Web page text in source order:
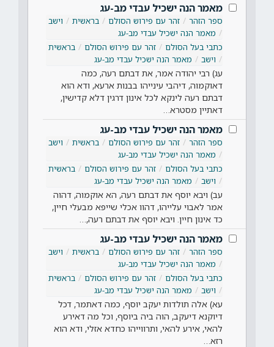
מאמר הנה ישכיל עבדי מב-עג
ספר הזהר זהר עם פירוש הסולם בראשית
וישב
מאמר הנה ישכיל עבדי מב-עג
כתבי בעל הסולם
זהר עם פירוש הסולם
בראשית
וישב
מאמר הנה ישכיל עבדי מב-עג
עג) רבי יהודה אמר, את דבתם רעה, כמה
דאוקמוה, דיהבי עינייהו בבנות ארעא, ודא הוא
דבתם רעה לינקא לכל אינון דרגין דלא קדישין,
דאתיין מסטרא…
מאמר הנה ישכיל עבדי מב-עג
ספר הזהר זהר עם פירוש הסולם בראשית
וישב
מאמר הנה ישכיל עבדי מב-עג
כתבי בעל הסולם
זהר עם פירוש הסולם
בראשית
וישב
מאמר הנה ישכיל עבדי מב-עג
עב) ויבא יוסף את דבתם רעה, הא אוקמוה, דהוה
אמר לאבוי עלייהו, דהוו אכלי שייפא מבעלי חיין,
כד אינון חיין. ויבא יוסף את דבתם רעה,…
מאמר הנה ישכיל עבדי מב-עג
ספר הזהר זהר עם פירוש הסולם בראשית
וישב
מאמר הנה ישכיל עבדי מב-עג
כתבי בעל הסולם
זהר עם פירוש הסולם
בראשית
וישב
מאמר הנה ישכיל עבדי מב-עג
עא) אלה תולדות יעקב יוסף, כמה דאתמר, דכל
דיוקנא דיעקב, הוה ביה ביוסף, וכל מה דאירע
להאי, אירע להאי, ותרווייהו כחדא אזלי, ודא הוא
רזא…